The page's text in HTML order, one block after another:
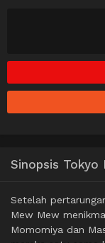
Sinopsis
Setelah
Mew Mew
Momomiya dan